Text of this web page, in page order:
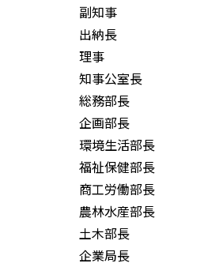
副知事
出納長
理事 内
知事公室長
総務部
企画部長
環境生活部
福祉保健部
商工労働部
農林水産
土木部長
企業局長